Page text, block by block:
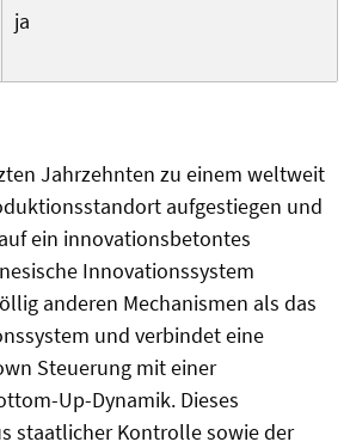
ja
Jahrzehnten zu einem weltweit
aufgestiegen und
ein innovationsbetontes
Innovationssystem
anderen Mechanismen als das
und verbindet eine
Steuerung mit einer
Up-Dynamik. Dieses
staatlicher Kontrolle sowie der